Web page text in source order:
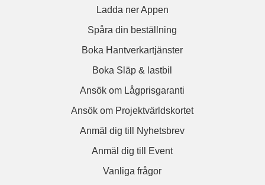
Ladda ner Appen
Spåra din beställning
Boka Hantverkartjänster
Boka Släp & lastbil
Ansök om Lågprisgaranti
Ansök om Projektvärldskortet
Anmäl dig till Nyhetsbrev
Anmäl dig till Event
Vanliga frågor